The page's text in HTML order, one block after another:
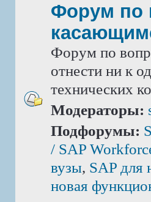
Форум по
Форум по
отнести ни к
технических
Модераторы:
Подфорумы:
/ SAP
вузы, SAP для
новая